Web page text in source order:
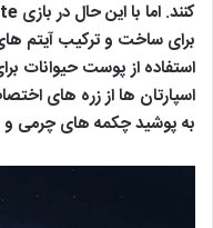
برای ساخت و ترکیب آیتم
استفاده از پوست حیوانات
به پوشید چکمه های چرمی و